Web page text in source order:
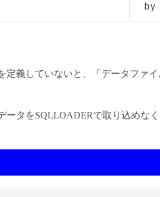
by
義していないと、「データファ
ータをSQLLOADERで取り込めな